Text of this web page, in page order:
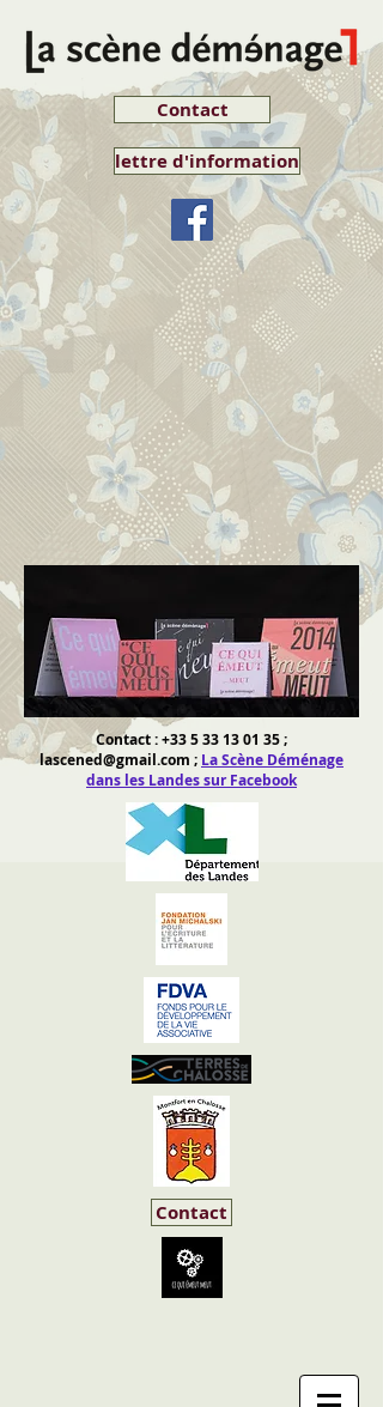
Contact
lettre d'information
Contact :+33 5 33 13 01 35;
lascened@gmail.com ; La Scène Déménage
dans les Landes sur Facebook
Contact